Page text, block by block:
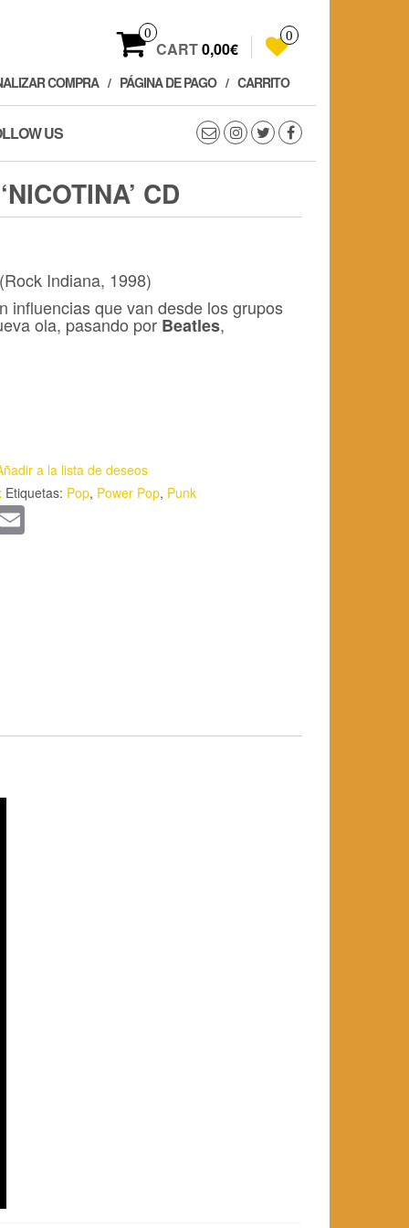
0
CART0,00€
0
COMPRA PÁGINA DE PAGO CARRITO
US
CD
Indiana, 1998)
influencias que van desde los grupos
ola, pasando por Beatles,
a la lista de deseos
Etiquetas: Pop, Power Pop, Punk